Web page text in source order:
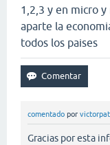
1,2,3 y en micro
aparte la
todos los paises
comentado por
Gracias por esta